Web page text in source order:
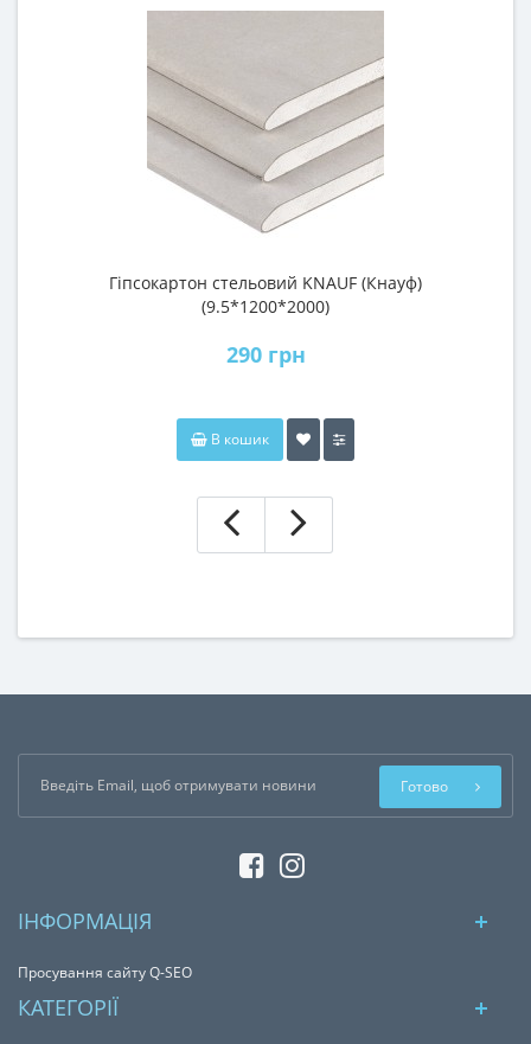
Гіпсокартон стельовий KNAUF (Кнауф)
(9.5*1200*2000)
290 грн
В кошик
Готово
ІНФОРМАЦІЯ
Просування сайту Q-SEO
КАТЕГОРІЇ